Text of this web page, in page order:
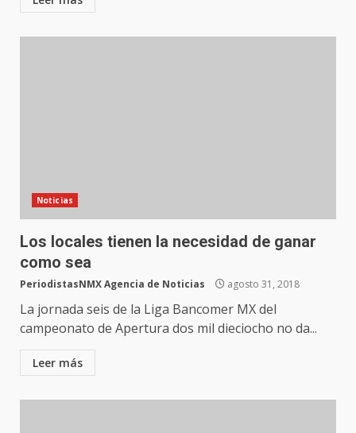
Noticias
Los locales tienen la necesidad de ganar
como sea
PeriodistasNMX Agencia de Noticias agosto 31, 2018
La jornada seis de la Liga Bancomer MX del
campeonato de Apertura dos mil dieciocho no da...
Leer más